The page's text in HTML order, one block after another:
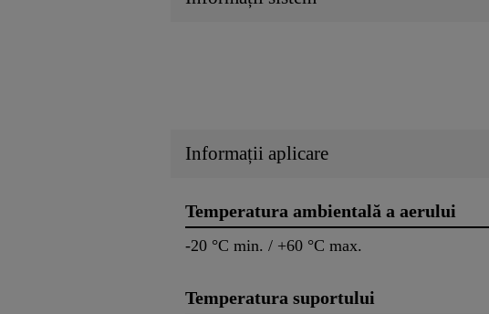
Informații aplicare
Temperatura ambientală a aerului
-20 °C min. / +60 °C max.
Temperatura suportului